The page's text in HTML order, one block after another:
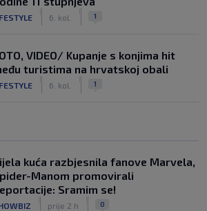
6. kol. 1
VIDEO/ Kupanje s konjima hit
turistima na hrvatskoj obali
6. kol. 1
kuća razbjesnila fanove Marvela,
Manom promovirali
Sramim se!
prije 2 h 0